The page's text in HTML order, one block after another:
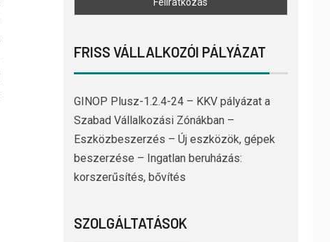
FRISS VÁLLALKOZÓI PÁLYÁZAT
GINOP Plusz-1.2.4-24 – KKV pályázat a
Szabad Vállalkozási Zónákban –
Eszközbeszerzés – Új eszközök, gépek
beszerzése – Ingatlan beruházás:
korszerűsítés, bővítés
SZOLGÁLTATÁSOK